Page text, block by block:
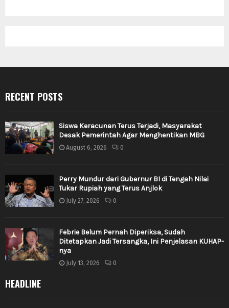
RECENT POSTS
Siswa Keracunan Terus Terjadi, Masyarakat
Desak Pemerintah Agar Menghentikan MBG
August 6, 2026 0
Perry Mundur dari Gubernur BI di Tengah Nilai
Tukar Rupiah yang Terus Anjlok
July 27, 2026 0
Febrie Belum Pernah Diperiksa, Sudah
Ditetapkan Jadi Tersangka, Ini Penjelasan KUHAP-
nya
July 13, 2026 0
HEADLINE